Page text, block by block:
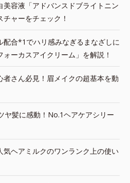
美容液「アドバンスドブライトニン
ャーをチェック！
配合*1でハリ感みなぎるまなざしに
ーカスアイクリーム」を解説！
者さん必見！眉メイクの超基本を動
ヤ髪に感動！No.1ヘアケアシリー
気ヘアミルクのワンランク上の使い